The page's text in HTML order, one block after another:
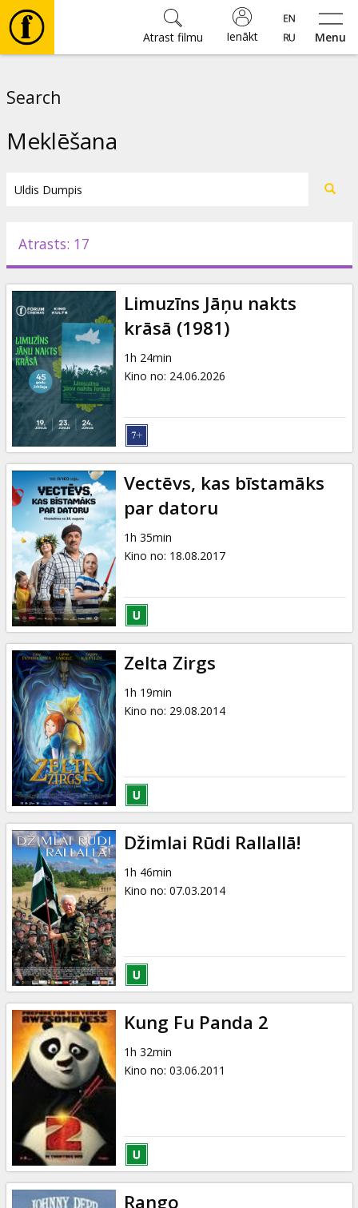
Menu
Ienākt
Atrast filmu
Pasākumi
Ziņas
Dāvanu
kartes
Uzkodas
B2B
Kino
Klubs
Search
Meklēšana
Atrasts: 17
Limuzīns Jāņu nakts
krāsā (1981)
1h 24min
Kino no: 24.06.2026
Vectēvs, kas bīstamāks
par datoru
1h 35min
Kino no: 18.08.2017
Zelta Zirgs
1h 19min
Kino no: 29.08.2014
Džimlai Rūdi Rallallā!
1h 46min
Kino no: 07.03.2014
Kung Fu Panda 2
1h 32min
Kino no: 03.06.2011
Rango